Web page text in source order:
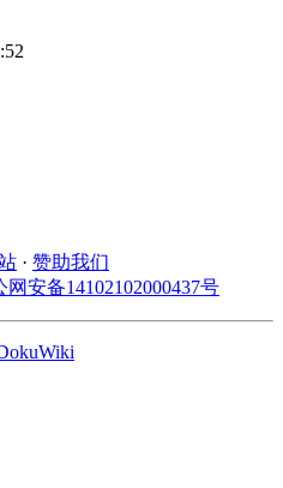
· 赞助我们
网安备14102102000437号